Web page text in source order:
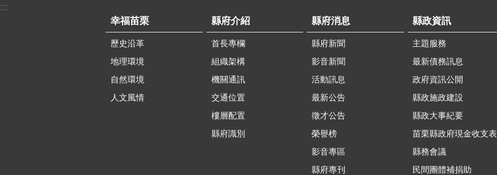
:::
幸福苗栗
歷史沿革
地理環境
自然環境
人文風情
縣府介紹
首長專欄
組織架構
機關通訊
交通位置
樓層配置
縣府識別
縣府消息
縣府新聞
影音新聞
活動訊息
最新公告
徵才公告
榮譽榜
影音專區
縣府專刊
縣政資訊
主題服務
最新債務訊息
政府資訊公開
縣政施政建設
縣政大事紀要
苗栗縣政府現金收支表
縣務會議
民間團體補捐助